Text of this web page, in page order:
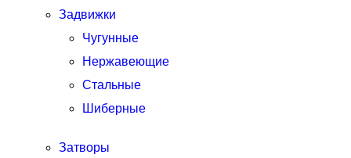
Задвижки
Чугунные
Нержавеющие
Стальные
Шиберные
Затворы